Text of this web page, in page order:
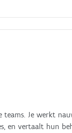
teams. Je werkt
en vertaalt hun